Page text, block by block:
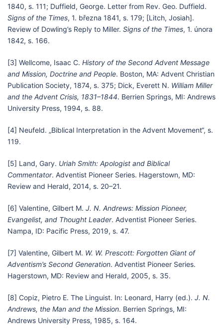
1840, s. 111; Duffield, George. Letter from Rev. Geo. Duffield.
Signs of the Times, 1. března 1841, s. 179; [Litch, Josiah].
Review of Dowling’s Reply to Miller. Signs of the Times, 1. února
1842, s. 166.
[3] Wellcome, Isaac C. History of the Second Advent Message
and Mission, Doctrine and People. Boston, MA: Advent Christian
Publication Society, 1874, s. 375; Dick, Everett N. William Miller
and the Advent Crisis, 1831–1844. Berrien Springs, MI: Andrews
University Press, 1994, s. 88.
[4] Neufeld. „Biblical Interpretation in the Advent Movement“, s.
119.
[5] Land, Gary. Uriah Smith: Apologist and Biblical
Commentator. Adventist Pioneer Series. Hagerstown, MD:
Review and Herald, 2014, s. 20–21.
[6] Valentine, Gilbert M. J. N. Andrews: Mission Pioneer,
Evangelist, and Thought Leader. Adventist Pioneer Series.
Nampa, ID: Pacific Press, 2019, s. 47.
[7] Valentine, Gilbert M. W. W. Prescott: Forgotten Giant of
Adventism’s Second Generation. Adventist Pioneer Series.
Hagerstown, MD: Review and Herald, 2005, s. 35.
[8] Copiz, Pietro E. The Linguist. In: Leonard, Harry (ed.). J. N.
Andrews, the Man and the Mission. Berrien Springs, MI:
Andrews University Press, 1985, s. 164.